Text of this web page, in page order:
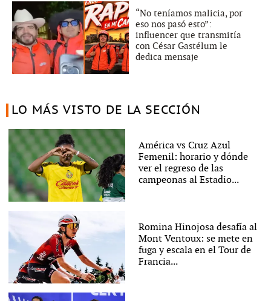
“No teníamos malicia, por
eso nos pasó esto”:
influencer que transmitía
con César Gastélum le
dedica mensaje
LO MÁS VISTO DE LA SECCIÓN
América vs Cruz Azul
Femenil: horario y dónde
ver el regreso de las
campeonas al Estadio...
Romina Hinojosa desafía al
Mont Ventoux: se mete en
fuga y escala en el Tour de
Francia...